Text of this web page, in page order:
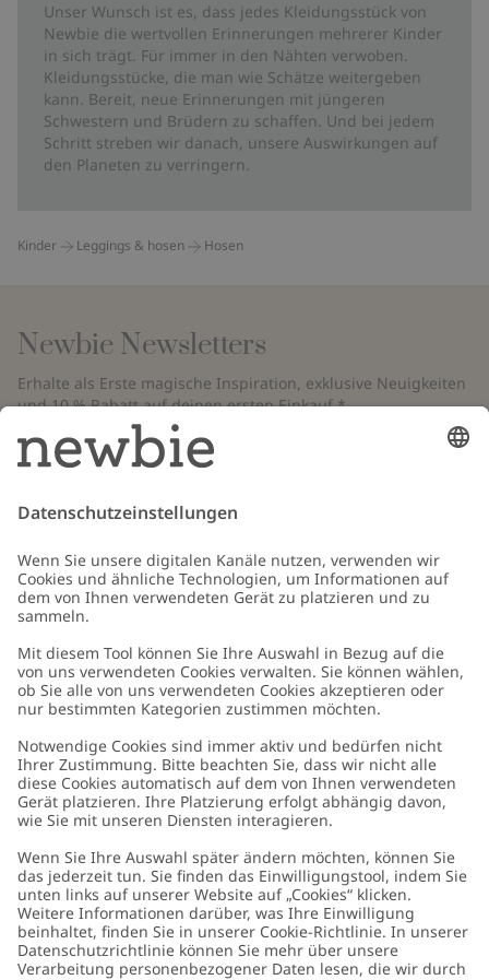
Unser Wunsch ist es, dass jedes Kleidungsstück von
Newbie die wertvollen Erinnerungen mehrerer Kinder
in sich trägt. Für immer in den Nähten verwoben.
Kleidungsstücke, die man wie Schätze weitergeben
kann. Bereit, neue Erinnerungen mit jüngeren
Schwestern und Brüdern zu schaffen. Und bei jedem
Schritt streben wir danach, unsere Auswirkungen auf
den Planeten zu verringern.
Kinder Leggings & hosen Hosen
Newbie Newsletters
Erhalte als Erste magische Inspiration, exklusive Neuigkeiten
und 10 % Rabatt auf deinen ersten Einkauf.*
*Gilt nur für deine erste Bestellung und ist nicht mit anderen Rabatten
oder Angeboten kombinierbar. Gilt nicht für limitierte Artikel. Bitte
überprüfe deinen Spam-Ordner. Lies unsere
Schicken
Kundenservice
Kontaktieren Sie uns
FAQ
Barrierefreiheit
Datenschutzrichtlinie
Über uns
Über Newbie
Nachhaltigkeit
Impressum
Germany Standort ändern
Cookies